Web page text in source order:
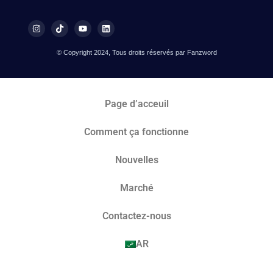
© Copyright 2024, Tous droits réservés par Fanzword
Page d’acceuil
Comment ça fonctionne
Nouvelles
Marché​
Contactez-nous
AR